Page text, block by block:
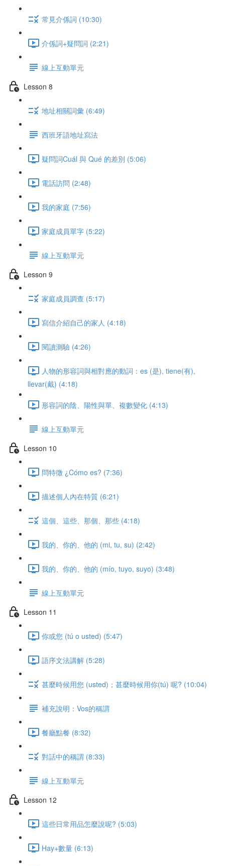
常見介係詞 (10:30)
介係詞+疑問詞 (2:21)
線上互動單元
Lesson 8
地址相關詞彙 (6:49)
西班牙語地址寫法
疑問詞Cuál 與 Qué 的差別 (5:06)
電話訪問 (2:48)
我的家庭 (7:56)
家庭成員單字 (5:22)
線上互動單元
Lesson 9
家庭成員調查 (5:17)
寫信介紹自己的家人 (4:18)
閱讀測驗 (4:26)
人物的形容詞與相對應的動詞：es (是), tiene(有),
llevar(戴) (4:18)
形容詞的陰、陽性與單、複數變化 (4:13)
線上互動單元
Lesson 10
問特徵 ¿Cómo es? (7:36)
描述個人內在特質 (6:21)
這個、這些、那個、那些 (4:18)
我的、你的、他的 (mi, tu, su) (2:42)
我的、你的、他的 (mío, tuyo, suyo) (3:48)
線上互動單元
Lesson 11
你或您 (tú o usted) (5:47)
語序文法講解 (5:28)
甚麼時候用您 (usted)；甚麼時候用你(tú) 呢? (10:04)
補充說明：Vos的稱謂
餐廳點餐 (8:32)
對話中的稱謂 (8:33)
線上互動單元
Lesson 12
這些日常用品怎麼說呢? (5:03)
Hay+數量 (6:13)